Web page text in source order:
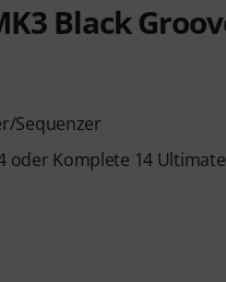
Black
Sequenzer
oder Komplete 14 Ultimate